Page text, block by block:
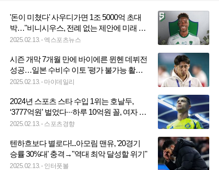
'돈이 미쳤다' 사우디가면 1조 5000억 초대
박…"비니시우스, 전례 없는 제안에 미래 고
심"
2025.02.13. 엑스포츠뉴스
시즌 개막 7개월 만에 바이에른 뮌헨 데뷔전
성공…일본 수비수 이토 '평가 불가능 활약
이었다'
2025.02.13. 마이데일리
2024년 스포츠 스타 수입 1위는 호날두,
‘3777억원’ 벌었다···하루 10억원 꼴, 여자 1
위 고프의 8.5배
2025.02.13. 스포츠경향
텐하흐보다 별로다!...아모림 맨유, '20경기
승률 30%대' 충격→"역대 최악 달성할 위기"
2025.02.13. 인터풋볼